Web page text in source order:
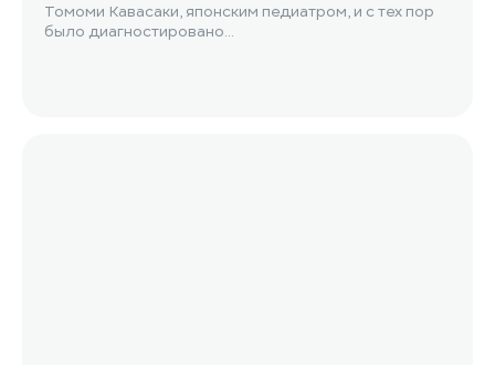
Томоми Кавасаки, японским педиатром, и с тех пор
было диагностировано...